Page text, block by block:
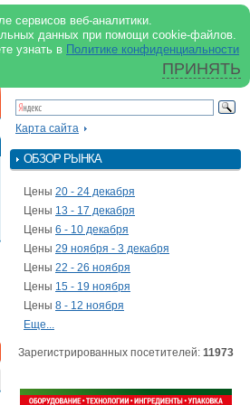
сервисов веб-аналитики.
данных при помощи cookie-файлов.
узнать в Политике конфиденциальности
ПРИНЯТЬ
support@milkbranch.ru
О портале
Реклама в журнале
портале
Карта сайта
ОБЗОР РЫНКА
Цены 20 - 24 декабря
Цены 13 - 17 декабря
Цены 6 - 10 декабря
Цены 29 ноября - 3 декабря
Цены 22 - 26 ноября
Цены 15 - 19 ноября
Цены 8 - 12 ноября
Еще...
Зарегистрированных посетителей: 11973